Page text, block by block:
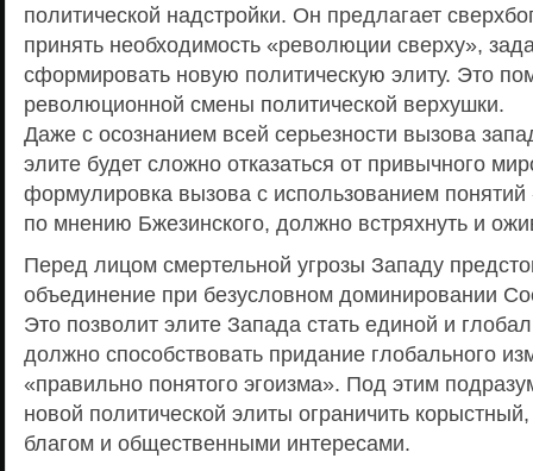
политической надстройки. Он предлагает
принять необходимость «революции сверху»,
сформировать новую политическую элиту. Это
революционной смены политической верхушки.
Даже с осознанием всей серьезности вызова
элите будет сложно отказаться от привычного
формулировка вызова с использованием понятий
по мнению Бжезинского, должно встряхнуть и
Перед лицом смертельной угрозы Западу
объединение при безусловном доминировании
Это позволит элите Запада стать единой и
должно способствовать придание глобального
«правильно понятого эгоизма». Под этим
новой политической элиты ограничить
благом и общественными интересами.